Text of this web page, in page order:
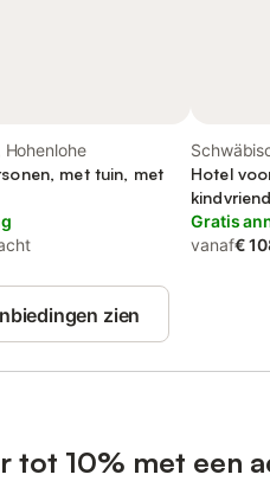
met tuin, met
Hotel
Gratis
vanaf€
zien
tot 10% met een